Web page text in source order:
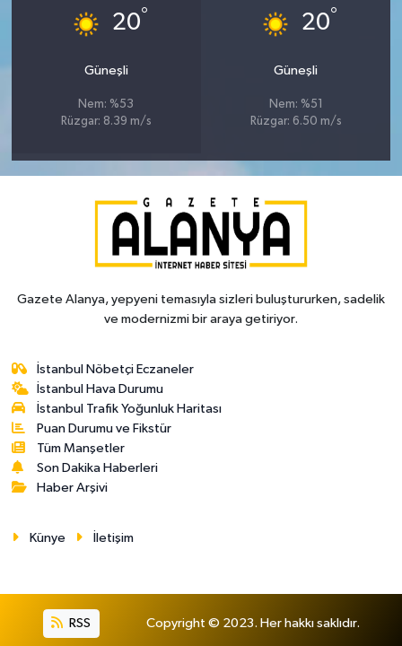
20°
Güneşli
Nem: %53
Rüzgar: 8.39 m/s
20°
Güneşli
Nem: %51
Rüzgar: 6.50 m/s
Gazete Alanya, yepyeni temasıyla sizleri buluştururken, sadelik
ve modernizmi bir araya getiriyor.
İstanbul Nöbetçi Eczaneler
İstanbul Hava Durumu
İstanbul Trafik Yoğunluk Haritası
Puan Durumu ve Fikstür
Tüm Manşetler
Son Dakika Haberleri
Haber Arşivi
Künye İletişim
RSS Copyright © 2023. Her hakkı saklıdır.